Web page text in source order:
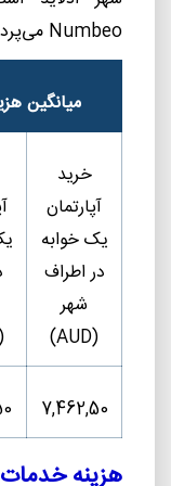
Numbeo
میانگین
خرید
آپارتمان
یک خوابه
در اطراف
شهر
(
AUD
)
7,462,50
هزینه خدمات